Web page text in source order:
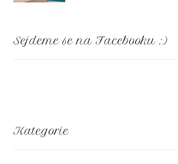
Sejdeme se na Facebooku :)
Kategorie